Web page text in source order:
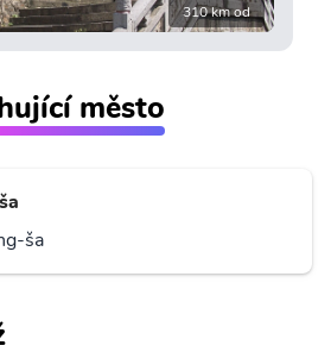
310 km od
město
ša